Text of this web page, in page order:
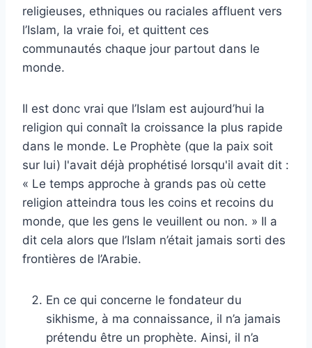
religieuses, ethniques ou raciales affluent vers
l’Islam, la vraie foi, et quittent ces
communautés chaque jour partout dans le
monde.
Il est donc vrai que l’Islam est aujourd’hui la
religion qui connaît la croissance la plus rapide
dans le monde. Le Prophète (que la paix soit
sur lui) l'avait déjà prophétisé lorsqu'il avait dit :
« Le temps approche à grands pas où cette
religion atteindra tous les coins et recoins du
monde, que les gens le veuillent ou non. » Il a
dit cela alors que l’Islam n’était jamais sorti des
frontières de l’Arabie.
En ce qui concerne le fondateur du
sikhisme, à ma connaissance, il n’a jamais
prétendu être un prophète. Ainsi, il n’a